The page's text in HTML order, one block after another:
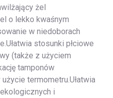
żel
o lekko kwaśnym
w niedoborach
stosunki płciowe
(także z użyciem
tamponów
termometru.Ułatwia
i